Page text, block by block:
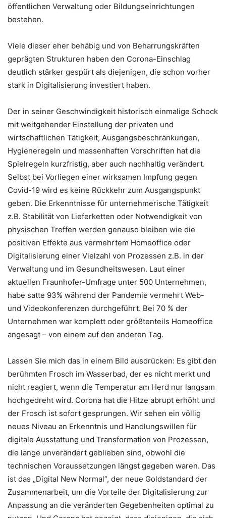
öffentlichen Verwaltung oder Bildungseinrichtungen
bestehen.
Viele dieser eher behäbig und von Beharrungskräften
geprägten Strukturen haben den Corona-Einschlag
deutlich stärker gespürt als diejenigen, die schon vorher
stark in Digitalisierung investiert haben.
Der in seiner Geschwindigkeit historisch einmalige Schock
mit weitgehender Einstellung der privaten und
wirtschaftlichen Tätigkeit, Ausgangsbeschränkungen,
Hygieneregeln und massenhaften Vorschriften hat die
Spielregeln kurzfristig, aber auch nachhaltig verändert.
Selbst bei Vorliegen einer wirksamen Impfung gegen
Covid-19 wird es keine Rückkehr zum Ausgangspunkt
geben. Die Erkenntnisse für unternehmerische Tätigkeit
z.B. Stabilität von Lieferketten oder Notwendigkeit von
physischen Treffen werden genauso bleiben wie die
positiven Effekte aus vermehrtem Homeoffice oder
Digitalisierung einer Vielzahl von Prozessen z.B. in der
Verwaltung und im Gesundheitswesen. Laut einer
aktuellen Fraunhofer-Umfrage unter 500 Unternehmen,
habe satte 93% während der Pandemie vermehrt Web-
und Videokonferenzen durchgeführt. Bei 70 % der
Unternehmen war komplett oder größtenteils Homeoffice
angesagt – von einem auf den anderen Tag.
Lassen Sie mich das in einem Bild ausdrücken: Es gibt den
berühmten Frosch im Wasserbad, der es nicht merkt und
nicht reagiert, wenn die Temperatur am Herd nur langsam
hochgedreht wird. Corona hat die Hitze abrupt erhöht und
der Frosch ist sofort gesprungen. Wir sehen ein völlig
neues Niveau an Erkenntnis und Handlungswillen für
digitale Ausstattung und Transformation von Prozessen,
die lange unverändert geblieben sind, obwohl die
technischen Voraussetzungen längst gegeben waren. Das
ist das „Digital New Normal“, der neue Goldstandard der
Zusammenarbeit, um die Vorteile der Digitalisierung zur
Anpassung an die veränderten Gegebenheiten optimal zu